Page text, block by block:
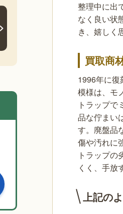
整理中に出
なく良い状
き、嬉しく
買取商
1996年に
模様は、モ
トラップ
品な佇まい
す。廃盤品
傷や汚れに
トラップ
くく、手放
上記の